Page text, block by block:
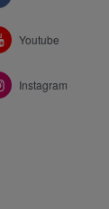
Youtube
Instagram